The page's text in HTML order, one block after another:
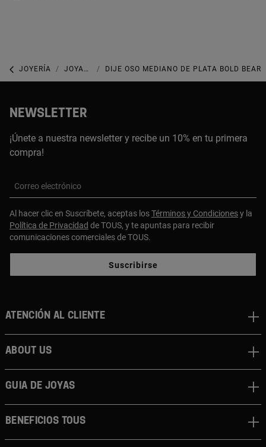
JOYERÍA JOYAS DE PLATA 925 DIJE OSO MEDIANO DE PLATA BOLD BEAR
NEWSLETTER
¡Únete a nuestra newsletter y recibe un 10% en tu primera
compra!
Correo electrónico
Al hacer clic en Suscríbete, aceptas losTérminos y Condicionesy la
Política de Privacidad de TOUS, y te apuntas para recibir
comunicaciones comerciales de TOUS.
Suscribirse
Atención al cliente
About us
Guia de joyas
Beneficios TOUS